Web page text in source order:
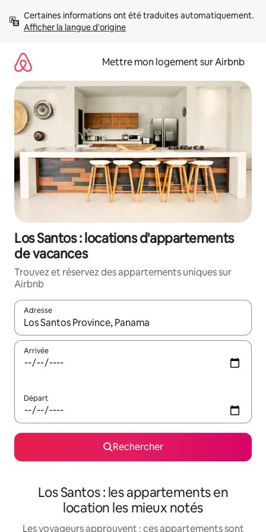
directement
Afficher la langue d'origine
Mettre mon logement sur Airbnb
Los Santos : locations d'appartements
de vacances
Trouvez et réservez des appartements uniques sur
Airbnb
Adresse
Lorsque les résultats s'affichent, utilisez les flèches vers le
Arrivée
Départ
Rechercher
Los Santos : les appartements en
location les mieux notés
Les voyageurs approuvent : ces appartements sont